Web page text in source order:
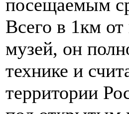
посещаемым
Всего в 1км
музей, он
технике и
территории